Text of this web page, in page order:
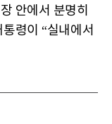
안에서 분명히
령이 “실내에서